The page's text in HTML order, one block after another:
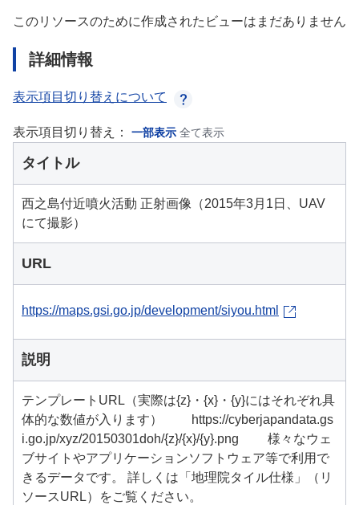
このリソースのために作成されたビューはまだありません
詳細情報
表示項目切り替えについて
表示項目切り替え： 一部表示 全て表示
タイトル
西之島付近噴火活動 正射画像（2015年3月1日、UAV
にて撮影）
URL
https://maps.gsi.go.jp/development/siyou.html
説明
テンプレートURL（実際は{z}・{x}・{y}にはそれぞれ具
体的な数値が入ります） https://cyberjapandata.gs
i.go.jp/xyz/20150301doh/{z}/{x}/{y}.png 様々なウェ
ブサイトやアプリケーションソフトウェア等で利用で
きるデータです。 詳しくは「地理院タイル仕様」（リ
ソースURL）をご覧ください。